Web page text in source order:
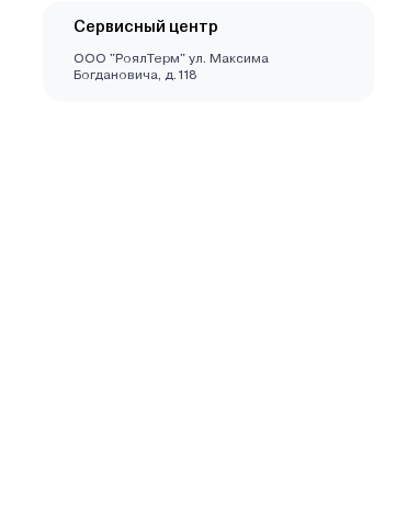
Сервисный центр
ООО "РоялТерм" ул. Максима
Богдановича, д.118